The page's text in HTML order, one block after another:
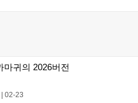
마귀의 2026버전
02-23